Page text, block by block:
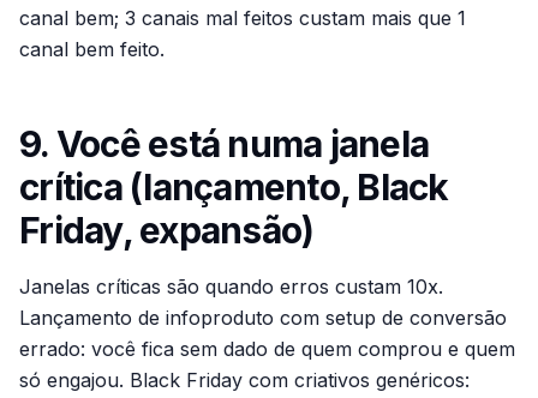
canal bem; 3 canais mal feitos custam mais que 1
canal bem feito.
9. Você está numa janela
crítica (lançamento, Black
Friday, expansão)
Janelas críticas são quando erros custam 10x.
Lançamento de infoproduto com setup de conversão
errado: você fica sem dado de quem comprou e quem
só engajou. Black Friday com criativos genéricos: